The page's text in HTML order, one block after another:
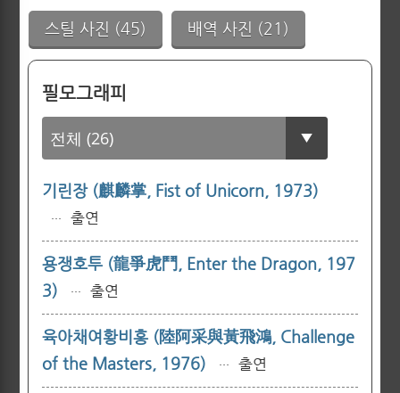
스틸 사진 (45) 배역 사진 (21)
필모그래피
기린장 (麒麟掌, Fist of Unicorn, 1973)
··· 출연
용쟁호투 (龍爭虎鬥, Enter the Dragon, 197
3)
··· 출연
육아채여황비홍 (陸阿采與黃飛鴻, Challenge
of the Masters, 1976)
··· 출연